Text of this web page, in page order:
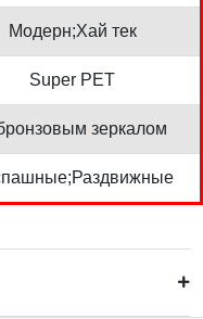
Модерн;Хай тек
Super PET
зеркалом